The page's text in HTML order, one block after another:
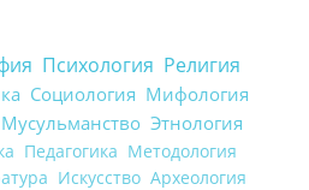
Психология Религия
Социология Мифология
Мусульманство Этнология
Педагогика Методология
Искусство Археология